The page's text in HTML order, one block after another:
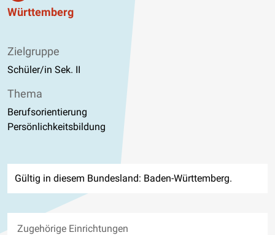
Württemberg
Zielgruppe
Schüler/in Sek. II
Thema
Berufsorientierung
Persönlichkeitsbildung
Gültig in diesem Bundesland: Baden-Württemberg.
Zugehörige Einrichtungen